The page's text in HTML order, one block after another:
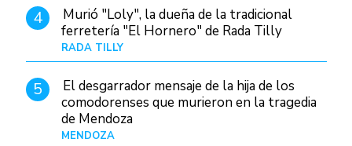
4
Murió "Loly", la dueña de la tradicional
ferretería "El Hornero" de Rada Tilly
RADA TILLY
5
El desgarrador mensaje de la hija de los
comodorenses que murieron en la tragedia
de Mendoza
MENDOZA